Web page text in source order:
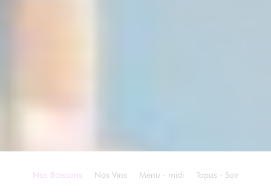
Nos Boissons Nos Vins Menu - midi Tapas - Soir